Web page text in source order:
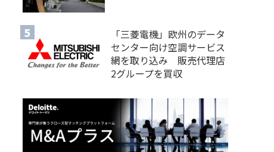
「三菱電機」欧州のデータ
センター向け空調サービス
網を取り込み 販売代理店
2グループを買収